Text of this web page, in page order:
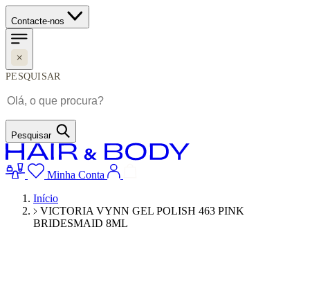
Contacte-nos
PESQUISAR
Pesquisar
Minha Conta
Início
VICTORIA VYNN GEL POLISH 463 PINK
BRIDESMAID 8ML